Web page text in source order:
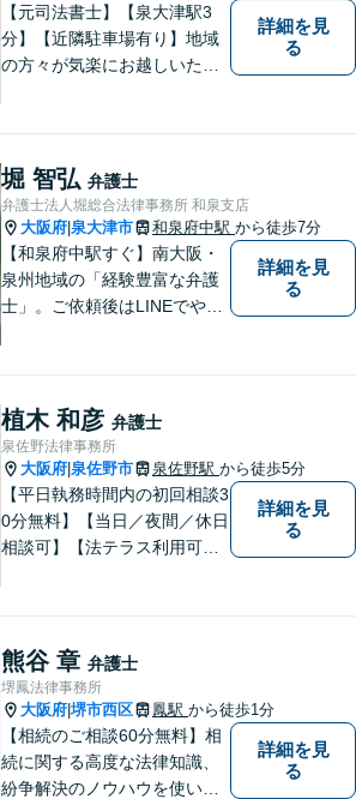
【元司法書士】【泉大津駅3
分】【近隣駐車場有り】地域
の方々が気楽にお越しいただ
かどうかも含めて、まずはお
気軽にご相談ください。
詳細を見
る
堀 智弘 弁護士
弁護士法人堀総合法律事務所 和泉支店
大阪府 泉大津市 和泉府中駅 から徒歩7分
【和泉府中駅すぐ】南大阪・
泉州地域の「経験豊富な弁護
士」。ご依頼後はLINEでやり
制。グループ会社に税理士法
人・社労士事務所・不動産会
社があり問題を丸ごと解決！
詳細を見
る
植木 和彦 弁護士
泉佐野法律事務所
大阪府 泉佐野市 泉佐野駅 から徒歩5分
【平日執務時間内の初回相談3
0分無料】【当日／夜間／休日
相談可】【法テラス利用可】
詳細を見
る
熊谷 章 弁護士
堺鳳法律事務所
大阪府 堺市西区 鳳駅 から徒歩1分
【相続のご相談60分無料】相
続に関する高度な法律知識、
紛争解決のノウハウを使い、
詳細を見
る